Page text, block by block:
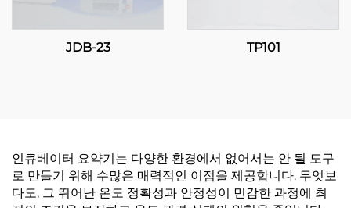
JDB-23 TP101
인큐베이터 요약기는 다양한 환경에서 없어서는 안 될 도구
로 만들기 위해 수많은 매력적인 이점을 제공합니다. 무엇보
다도, 그 뛰어난 온도 정확성과 안정성이 민감한 과정에 최